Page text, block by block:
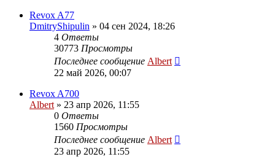
Revox A77
DmitryShipulin » 04 сен 2024, 18:26
4 Ответы
30773 Просмотры
Последнее сообщение Albert
22 май 2026, 00:07
Revox A700
Albert » 23 апр 2026, 11:55
0 Ответы
1560 Просмотры
Последнее сообщение Albert
23 апр 2026, 11:55